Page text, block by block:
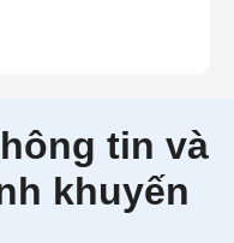
tin và
khuyến